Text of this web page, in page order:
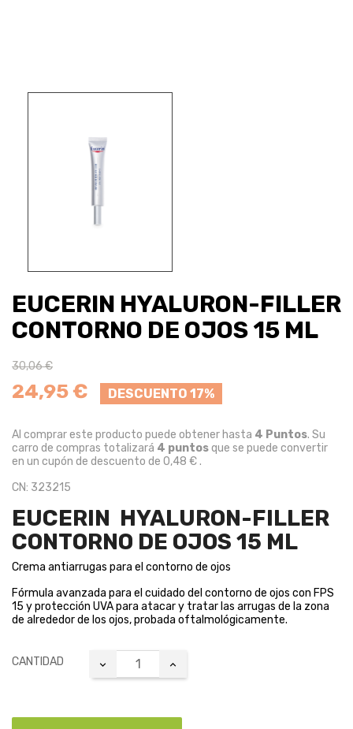
EUCERIN HYALURON-FILLER
CONTORNO DE OJOS 15 ML
30,06 €
24,95 € DESCUENTO 17%
Al comprar este producto puede obtener hasta 4 Puntos. Su
carro de compras totalizará 4 puntosque se puede convertir
en un cupón de descuento de 0,48 €.
CN: 323215
EUCERIN HYALURON-FILLER
CONTORNO DE OJOS 15 ML
Crema antiarrugas para el contorno de ojos
Fórmula avanzada para el cuidado del contorno de ojos con FPS
15 y protección UVA para atacar y tratar las arrugas de la zona
de alrededor de los ojos, probada oftalmológicamente.
CANTIDAD